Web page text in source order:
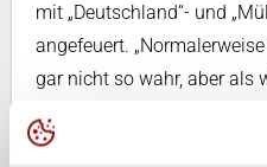
mit „Deutschland“- und
angefeuert.
gar nicht so wahr, aber als
‚Deutschland‘ gerufen